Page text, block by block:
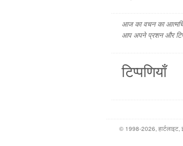
आज का वचन का
आप अपने प्रशन और
टिप्पणियाँ
© 1998-2026,